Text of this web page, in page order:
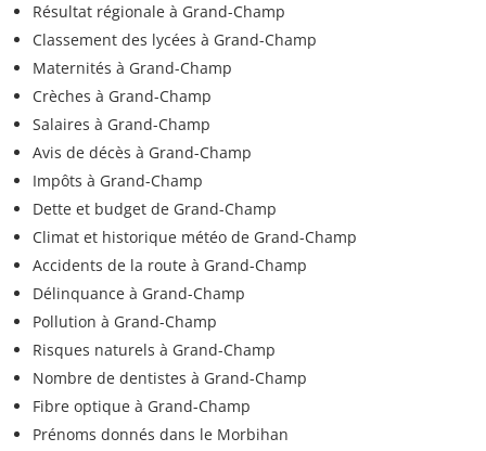
Résultat régionale à Grand-Champ
Classement des lycées à Grand-Champ
Maternités à Grand-Champ
Crèches à Grand-Champ
Salaires à Grand-Champ
Avis de décès à Grand-Champ
Impôts à Grand-Champ
Dette et budget de Grand-Champ
Climat et historique météo de Grand-Champ
Accidents de la route à Grand-Champ
Délinquance à Grand-Champ
Pollution à Grand-Champ
Risques naturels à Grand-Champ
Nombre de dentistes à Grand-Champ
Fibre optique à Grand-Champ
Prénoms donnés dans le Morbihan